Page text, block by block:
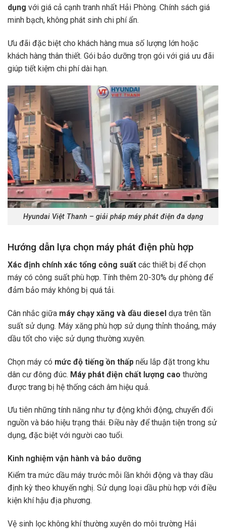
dụng với giá cả cạnh tranh nhất Hải Phòng. Chính sách giá
minh bạch, không phát sinh chi phí ẩn.
Ưu đãi đặc biệt cho khách hàng mua số lượng lớn hoặc
khách hàng thân thiết. Gói bảo dưỡng trọn gói với giá ưu đãi
giúp tiết kiệm chi phí dài hạn.
Hyundai Việt Thanh – giải pháp máy phát điện đa dạng
Hướng dẫn lựa chọn máy phát điện phù hợp
Xác định chính xác tổng công suất các thiết bị để chọn
máy có công suất phù hợp. Tính thêm 20-30% dự phòng để
đảm bảo máy không bị quá tải.
Cân nhắc giữa máy chạy xăng và dầu diesel dựa trên tần
suất sử dụng. Máy xăng phù hợp sử dụng thỉnh thoảng, máy
dầu tốt cho việc sử dụng thường xuyên.
Chọn máy có mức độ tiếng ồn thấp nếu lắp đặt trong khu
dân cư đông đúc. Máy phát điện chất lượng cao thường
được trang bị hệ thống cách âm hiệu quả.
Ưu tiên những tính năng như tự động khởi động, chuyển đổi
nguồn và báo hiệu trạng thái. Điều này để thuận tiện trong sử
dụng, đặc biệt với người cao tuổi.
Kinh nghiệm vận hành và bảo dưỡng
Kiểm tra mức dầu máy trước mỗi lần khởi động và thay dầu
định kỳ theo khuyến nghị. Sử dụng loại dầu phù hợp với điều
kiện khí hậu địa phương.
Vệ sinh lọc không khí thường xuyên do môi trường Hải